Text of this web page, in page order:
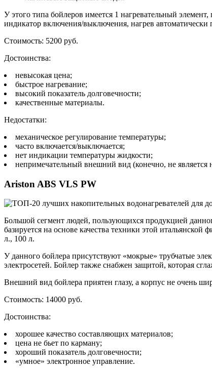
У этого типа бойлеров имеется 1 нагревательный
индикатор включения/выключения, нагрев
Стоимость: 5200 руб.
Достоинства:
невысокая цена;
быстрое нагревание;
высокий показатель долговечности;
качественные материалы.
Недостатки:
механическое регулирование температуры;
часто включается/выключается;
нет индикации температуры жидкости;
непримечательный внешний вид (конечно, не
Ariston ABS VLS PW
Большой сегмент людей, пользующихся продукцией
базируется на основе качества техники этой
л., 100 л.
У данного бойлера присутствуют «мокрые» трубчатые
электросетей. Бойлер также снабжен защитой, которая
Внешний вид бойлера приятен глазу, а корпус не очень
Стоимость: 14000 руб.
Достоинства:
хорошее качество составляющих материалов;
цена не бьет по карману;
хороший показатель долговечности;
«умное» электронное управление.